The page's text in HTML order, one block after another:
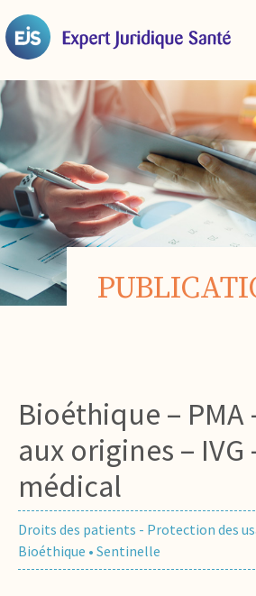
Bioéthique – PMA
aux origines – IVG
médical
Droits des patients - Protection des
Bioéthique • Sentinelle